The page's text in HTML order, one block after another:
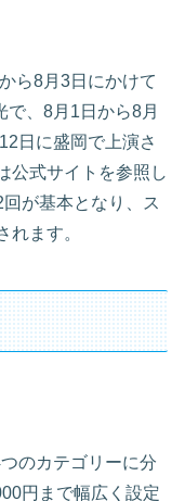
ら8月3日にかけて
、8月1日から8月
日に盛岡で上演さ
公式サイトを参照し
が基本となり、ス
れます。
のカテゴリーに分
円まで幅広く設定